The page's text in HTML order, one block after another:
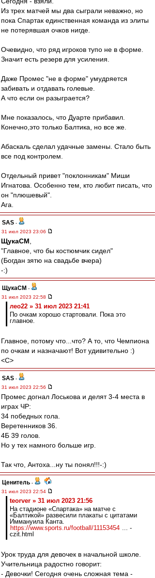
Из трех матчей мы два сыграли неважно, но
пока Спартак единственная команда из элиты
не потерявшая очков нигде.
Очевидно, что ряд игроков тупо не в форме.
Значит есть резерв для усиления.
Даже Промес "не в форме" умудряется
забивать и отдавать голевые.
А что если он разыграется?
Мне показалось, что Дуарте прибавил.
Конечно,это только Балтика, но все же.
Абаскаль сделал удачные замены. Стало быть
все под контролем.
Отдельный привет "поклонникам" Миши
Игнатова. Особенно тем, кто любит писать, что
он "плюшевый".
Ага.
SAS -
31 июл 2023 23:06
ЩукаСМ
"Главное, что бы костюмчик сидел"
(Богдан зятю на свадьбе вчера)
-:)
ЩукаСМ -
31 июл 2023 22:58
лео22 » 31 июл 2023 21:41
По очкам хорошо стартовали. Пока это
главное.
Главное, потому что...что? А то, что Чемпиона
по очкам и назначают! Вот удивительно :)
<C>
SAS -
31 июл 2023 22:56
Промес догнал Лоськова и делят 3-4 места в
играх ЧР:
34 победных гола.
Веретенников 36.
4Б 39 голов.
Но у тех намного больше игр.
Так что, Антоха...ну ты понял!!!-:)
Ценитель -
31 июл 2023 22:54
teorver » 31 июл 2023 21:56
На стадионе «Спартака» на матче с
«Балтикой» развесили плакаты с цитатами
Иммануила Канта.
https://www.sports.ru/football/11153454 ... -
czit.html
Урок труда для девочек в начальной школе.
Учительница радостно говорит:
- Девочки! Сегодня очень сложная тема -